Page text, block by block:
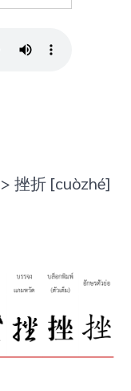
挫折 [cuòzhé]